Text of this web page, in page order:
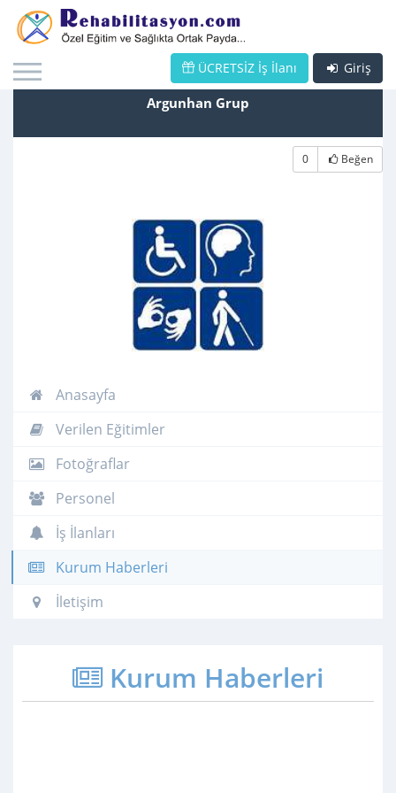
Giriş
ÜCRETSİZ İş İlanı
Argunhan Grup
0 Beğen
Anasayfa
Verilen Eğitimler
Fotoğraflar
Personel
İş İlanları
Kurum Haberleri
İletişim
Kurum Haberleri